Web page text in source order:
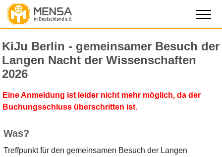
KiJu Berlin - gemeinsamer Besuch der
Langen Nacht der Wissenschaften
2026
Eine Anmeldung ist leider nicht mehr möglich, da der
Buchungsschluss überschritten ist.
Was?
Treffpunkt für den gemeinsamen Besuch der Langen